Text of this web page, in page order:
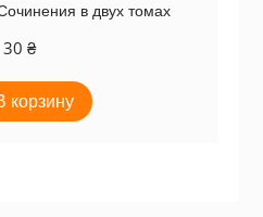
в двух томах
30 ₴
корзину